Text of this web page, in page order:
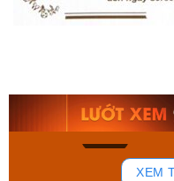
Mua ngay
XEM